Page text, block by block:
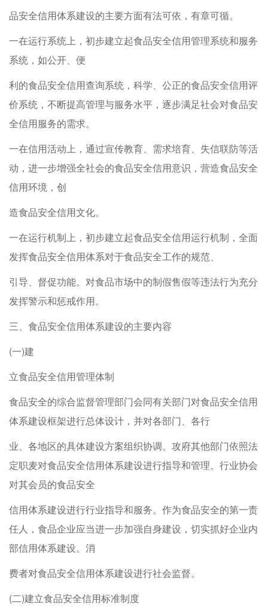
品安全信用体系建设的主要方面有法可依，有章可循。
一在运行系统上，初步建立起食品安全信用管理系统和服务
系统，如公开、便
利的食品安全信用查询系统，科学、公正的食品安全信用评
价系统，不断提高管理与服务水平，逐步满足社会对食品安
全信用服务的需求。
一在信用活动上，通过宣传教育、需求培育、失信联防等活
动，进一步增强全社会的食品安全信用意识，营造食品安全
信用环境，创
造食品安全信用文化。
一在运行机制上，初步建立起食品安全信用运行机制，全面
发挥食品安全信用体系对于食品安全工作的规范、
引导、督促功能。对食品市场中的制假售假等违法行为充分
发挥警示和惩戒作用。
三、食品安全信用体系建设的主要内容
(一)建
立食品安全信用管理体制
食品安全的综合监督管理部门会同有关部门对食品安全信用
体系建设框架进行总体设计，并对各部门、各行
业、各地区的具体建设方案组织协调。攻府其他部门依照法
定职麦对食品安全信用体系建设进行指导和管理。行业协会
对其会员的食品安全
信用体系建设进行行业指导和服务。作为食品安全的第一责
任人，食品企业应当进一步加强自身建设，切实抓好企业内
部信用体系建设。消
费者对食品安全信用体系建设进行社会监督。
(二)建立食品安全信用标准制度